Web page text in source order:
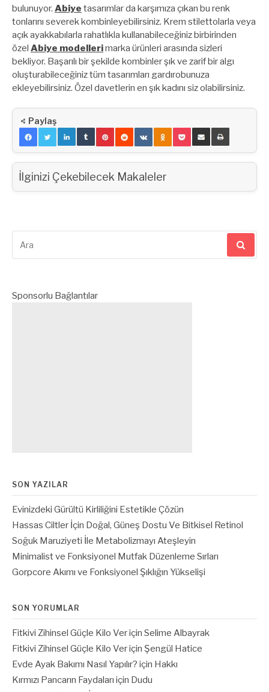
bulunuyor. Abiye tasarımlar da karşımıza çıkan bu renk
tonlarını severek kombinleyebilirsiniz. Krem stilettolarla veya
açık ayakkabılarla rahatlıkla kullanabileceğiniz birbirinden
özel Abiye modellerimarka ürünleri arasında sizleri
bekliyor. Başarılı bir şekilde kombinler şık ve zarif bir algı
oluşturabileceğiniz tüm tasarımları gardırobunuza
ekleyebilirsiniz. Özel davetlerin en şık kadını siz olabilirsiniz.
Paylaş
İlginizi Çekebilecek Makaleler
yap:
Sponsorlu Bağlantılar
SON YAZILAR
Evinizdeki Gürültü Kirliliğini Estetikle Çözün
Hassas Ciltler İçin Doğal, Güneş Dostu Ve Bitkisel Retinol
Soğuk Maruziyeti İle Metabolizmayı Ateşleyin
Minimalist ve Fonksiyonel Mutfak Düzenleme Sırları
Gorpcore Akımı ve Fonksiyonel Şıklığın Yükselişi
SON YORUMLAR
Fitkivi Zihinsel Güçle Kilo Veriçin Selime Albayrak
Fitkivi Zihinsel Güçle Kilo Veriçin Şengül Hatice
Evde Ayak Bakımı Nasıl Yapılır? için Hakkı
Kırmızı Pancarın Faydaları için Dudu